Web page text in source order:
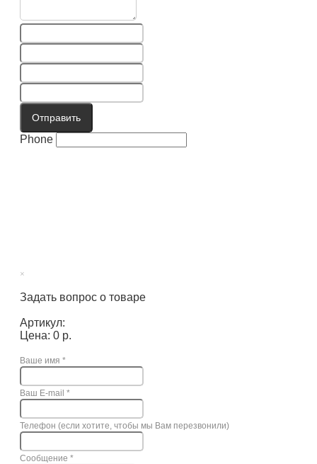
Отправить
Phone
×
Задать вопрос о товаре
Артикул:
Цена: 0 р.
Ваше имя *
Ваш E-mail *
Телефон (если хотите, чтобы мы Вам перезвонили)
Сообщение *